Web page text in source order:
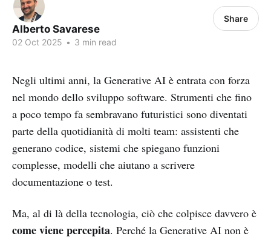
Alberto Savarese
02 Oct 2025 • 3 min read
Share
Negli ultimi anni, la Generative AI è entrata con forza
nel mondo dello sviluppo software. Strumenti che fino
a poco tempo fa sembravano futuristici sono diventati
parte della quotidianità di molti team: assistenti che
generano codice, sistemi che spiegano funzioni
complesse, modelli che aiutano a scrivere
documentazione o test.
Ma, al di là della tecnologia, ciò che colpisce davvero è
come viene percepita. Perché la Generative AI non è